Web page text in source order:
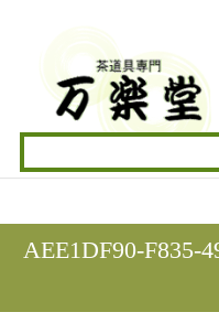
AEE1DF90-F835-